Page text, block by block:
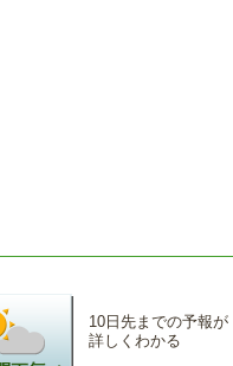
10日先までの予報が
詳しくわかる